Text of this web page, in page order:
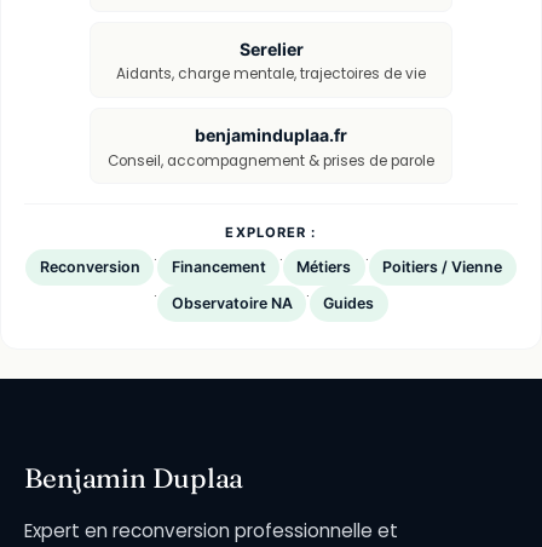
Serelier
Aidants, charge mentale, trajectoires de vie
benjaminduplaa.fr
Conseil, accompagnement & prises de parole
EXPLORER :
Reconversion · Financement · Métiers · Poitiers / Vienne
· Observatoire NA · Guides
Benjamin Duplaa
Expert en reconversion professionnelle et